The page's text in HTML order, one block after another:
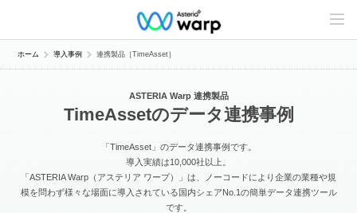
C
n
e
ホーム 導入事例 連携製品［TimeAsset］
ASTERIA Warp 連携製品
TimeAssetのデータ連携事例
「TimeAsset」のデータ連携事例です。
導入実績は10,000社以上。
「ASTERIA Warp（アステリア ワープ）」は、ノーコードにより企業の業種や規
模を問わず様々な場面に導入されている国内シェアNo.1の簡単データ連携ツール
です。